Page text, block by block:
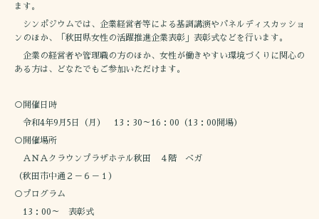
ます。
シンポジウムでは、企業経営者等による基調講演やパネルディスカッショ
ンのほか、「秋田県女性の活躍推進企業表彰」表彰式などを行います。
企業の経営者や管理職の方のほか、女性が働きやすい環境づくりに関心の
ある方は、どなたでもご参加いただけます。
○開催日時
令和4年9月5日（月） 13：30～16：00（13：00開場）
○開催場所
ＡＮＡクラウンプラザホテル秋田 ４階 ベガ
（秋田市中通２－６－１）
○プログラム
13：00～ 表彰式